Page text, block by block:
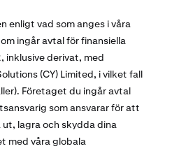
enligt vad som anges i våra
ingår avtal för finansiella
inklusive derivat, med
(CY) Limited, i vilket fall
Företaget du ingår avtal
som ansvarar för att
ut, lagra och skydda dina
med våra globala